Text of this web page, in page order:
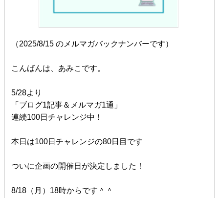
（2025/8/15 のメルマガバックナンバーです）
こんばんは、あみこです。
5/28より
「ブログ1記事＆メルマガ1通」
連続100日チャレンジ中！
本日は100日チャレンジの80日目です
ついに企画の開催日が決定しました！
8/18（月）18時からです＾＾